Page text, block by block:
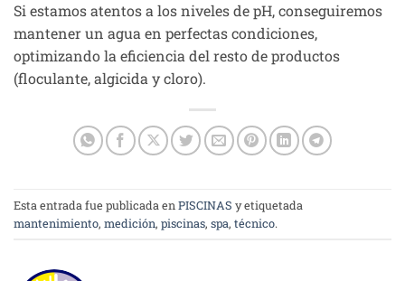
Si estamos atentos a los niveles de pH, conseguiremos
mantener un agua en perfectas condiciones,
optimizando la eficiencia del resto de productos
(floculante, algicida y cloro).
Esta entrada fue publicada en PISCINAS y etiquetada
mantenimiento, medición, piscinas, spa, técnico.